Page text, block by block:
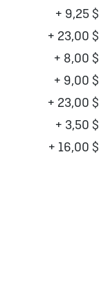
+ 9,25 $
+ 23,00 $
+ 8,00 $
+ 9,00 $
+ 23,00 $
+ 3,50 $
+ 16,00 $